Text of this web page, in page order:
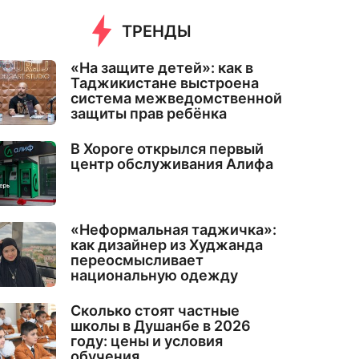
ТРЕНДЫ
«На защите детей»: как в
Таджикистане выстроена
система межведомственной
защиты прав ребёнка
В Хороге открылся первый
центр обслуживания Алифа
«Неформальная таджичка»:
как дизайнер из Худжанда
переосмысливает
национальную одежду
Сколько стоят частные
школы в Душанбе в 2026
году: цены и условия